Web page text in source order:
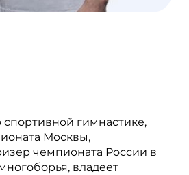
спортивной гимнастике,
Москвы,
чемпионата России в
владеет